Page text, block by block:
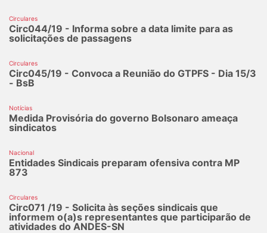
Circulares
Circ044/19 - Informa sobre a data limite para as
solicitações de passagens
Circulares
Circ045/19 - Convoca a Reunião do GTPFS - Dia 15/3
- BsB
Notícias
Medida Provisória do governo Bolsonaro ameaça
sindicatos
Nacional
Entidades Sindicais preparam ofensiva contra MP
873
Circulares
Circ071 /19 - Solicita às seções sindicais que
informem o(a)s representantes que participarão de
atividades do ANDES-SN